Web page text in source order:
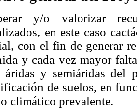
y/o valorizar
en este caso
con el fin de generar
y cada vez mayor
áridas y semiáridas del
de suelos, en
climático prevalente.